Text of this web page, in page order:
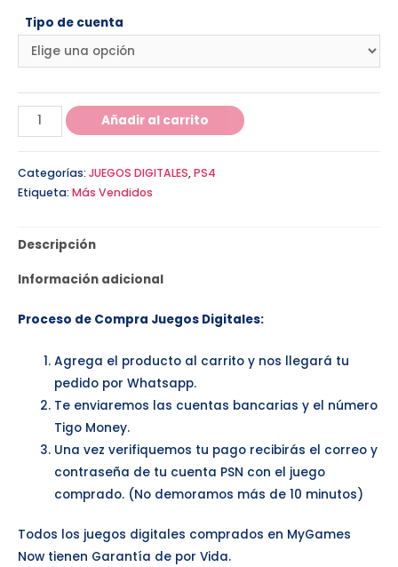
Tipo de cuenta
Añadir al carrito
Categorías: JUEGOS DIGITALES,PS4
Etiqueta: Más Vendidos
Descripción
Información adicional
Proceso de Compra Juegos Digitales:
Agrega el producto al carrito y nos llegará tu
pedido por Whatsapp.
Te enviaremos las cuentas bancarias y el número
Tigo Money.
Una vez verifiquemos tu pago recibirás el correo y
contraseña de tu cuenta PSN con el juego
comprado. (No demoramos más de 10 minutos)
Todos los juegos digitales comprados en MyGames
Now tienen Garantía de por Vida.